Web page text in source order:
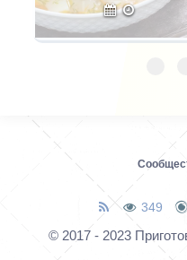
349
© 2017 - 2023